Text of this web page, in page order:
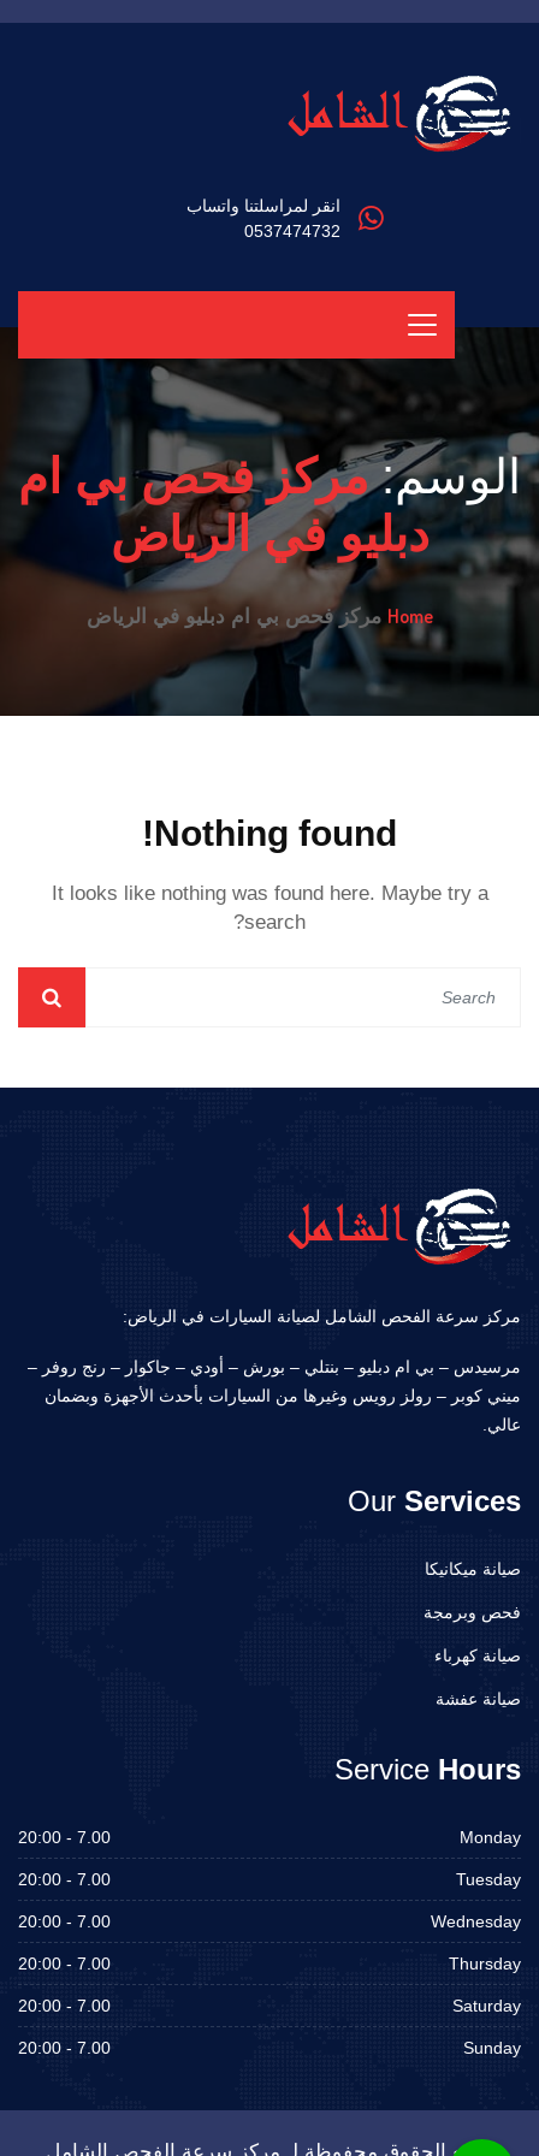
انقر لمراسلتنا واتساب
0537474732
الوسم:مركز فحص بي ام
دبليو في الرياض
Home مركز فحص بي ام دبليو في الرياض
Nothing found!
It looks like nothing was found here. Maybe try a
search?
مركز سرعة الفحص الشامل لصيانة السيارات في الرياض:
مرسيدس – بي ام دبليو – بنتلي – بورش – أودي – جاكوار – رنج روفر –
ميني كوبر – رولز رويس وغيرها من السيارات بأحدث الأجهزة وبضمان
عالي.
Our Services
صيانة ميكانيكا
فحص وبرمجة
صيانة كهرباء
صيانة عفشة
Service Hours
Monday
7.00 - 20:00
Tuesday
7.00 - 20:00
Wednesday
7.00 - 20:00
Thursday
7.00 - 20:00
Saturday
7.00 - 20:00
Sunday
7.00 - 20:00